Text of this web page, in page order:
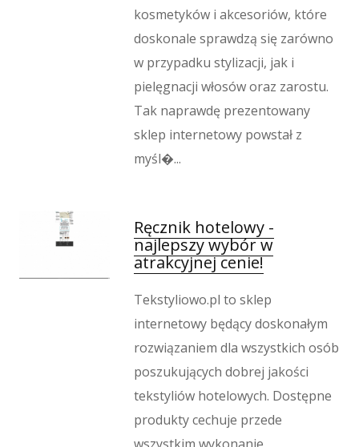
kosmetyków i akcesoriów, które
doskonale sprawdzą się zarówno
w przypadku stylizacji, jak i
pielęgnacji włosów oraz zarostu.
Tak naprawdę prezentowany
sklep internetowy powstał z
myśl�...
Ręcznik hotelowy -
najlepszy wybór w
atrakcyjnej cenie!
Tekstyliowo.pl to sklep
internetowy będący doskonałym
rozwiązaniem dla wszystkich osób
poszukujących dobrej jakości
tekstyliów hotelowych. Dostępne
produkty cechuje przede